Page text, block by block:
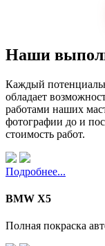
Наши
Каждый
обладает
работами наших
фотографии до и
стоимость работ.
Подробнее...
BMW X5
Полная покраска